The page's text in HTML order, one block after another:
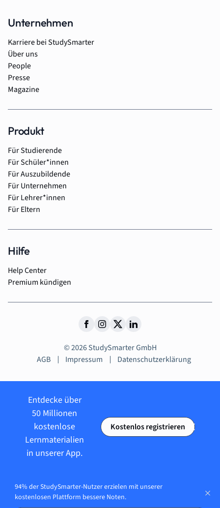
Unternehmen
Karriere bei StudySmarter
Über uns
People
Presse
Magazine
Produkt
Für Studierende
Für Schüler*innen
Für Auszubildende
Für Unternehmen
Für Lehrer*innen
Für Eltern
Hilfe
Help Center
Premium kündigen
© 2026 StudySmarter GmbH
AGB
Impressum Datenschutzerklärung
Entdecke über
50 Millionen
kostenlose
Lernmaterialien
in unserer App.
Kostenlos registrieren
94% der StudySmarter-Nutzer erzielen mit unserer
kostenlosen Plattform bessere Noten.